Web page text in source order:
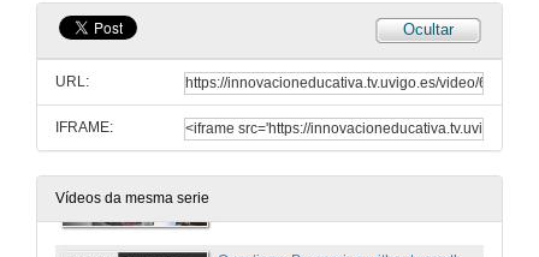
Ocultar
URL:
IFRAME:
Vídeos da mesma serie
Questions. On Coase's ideas. Pricing Externalities and redistributive effects
15 de out. de 2021
Prospering without growth. Science, Technology and innovation in a post-growth era